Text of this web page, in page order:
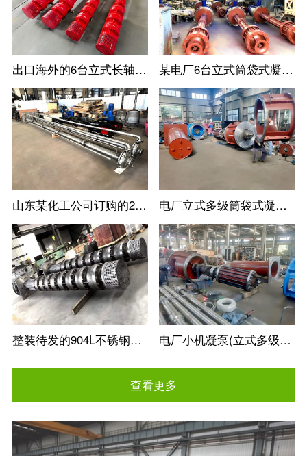
出口海外的6台立式长轴消防涡轮泵 某电厂6台立式筒袋式凝结水泵
山东某化工公司订购的2台不锈钢立式长轴液下泵 电厂立式多级筒袋式凝结水泵安装现场
整装待发的904L不锈钢冶金矿用立式长轴泵 电厂小机凝泵(立式多级筒袋式凝结水泵)
查看更多